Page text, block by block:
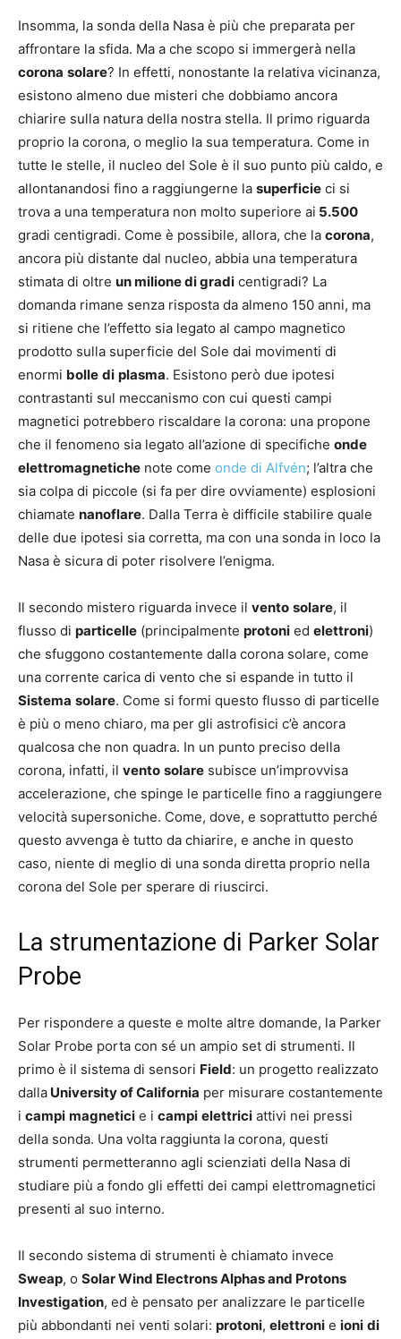
Insomma, la sonda della Nasa è più che preparata per
affrontare la sfida. Ma a che scopo si immergerà nella
corona solare? In effetti, nonostante la relativa vicinanza,
esistono almeno due misteri che dobbiamo ancora
chiarire sulla natura della nostra stella. Il primo riguarda
proprio la corona, o meglio la sua temperatura. Come in
tutte le stelle, il nucleo del Sole è il suo punto più caldo, e
allontanandosi fino a raggiungerne la superficie ci si
trova a una temperatura non molto superiore ai 5.500
gradi centigradi. Come è possibile, allora, che la corona,
ancora più distante dal nucleo, abbia una temperatura
stimata di oltre un milione di gradi centigradi? La
domanda rimane senza risposta da almeno 150 anni, ma
si ritiene che l’effetto sia legato al campo magnetico
prodotto sulla superficie del Sole dai movimenti di
enormi bolle di plasma. Esistono però due ipotesi
contrastanti sul meccanismo con cui questi campi
magnetici potrebbero riscaldare la corona: una propone
che il fenomeno sia legato all’azione di specifiche onde
elettromagnetiche note come onde di Alfvén; l’altra che
sia colpa di piccole (si fa per dire ovviamente) esplosioni
chiamate nanoflare. Dalla Terra è difficile stabilire quale
delle due ipotesi sia corretta, ma con una sonda in loco la
Nasa è sicura di poter risolvere l’enigma.
Il secondo mistero riguarda invece il vento solare, il
flusso di particelle (principalmente protoni ed elettroni)
che sfuggono costantemente dalla corona solare, come
una corrente carica di vento che si espande in tutto il
Sistema solare. Come si formi questo flusso di particelle
è più o meno chiaro, ma per gli astrofisici c’è ancora
qualcosa che non quadra. In un punto preciso della
corona, infatti, il vento solare subisce un’improvvisa
accelerazione, che spinge le particelle fino a raggiungere
velocità supersoniche. Come, dove, e soprattutto perché
questo avvenga è tutto da chiarire, e anche in questo
caso, niente di meglio di una sonda diretta proprio nella
corona del Sole per sperare di riuscirci.
La strumentazione di Parker Solar
Probe
Per rispondere a queste e molte altre domande, la Parker
Solar Probe porta con sé un ampio set di strumenti. Il
primo è il sistema di sensori Field: un progetto realizzato
dalla University of California per misurare costantemente
i campi magnetici e i campi elettrici attivi nei pressi
della sonda. Una volta raggiunta la corona, questi
strumenti permetteranno agli scienziati della Nasa di
studiare più a fondo gli effetti dei campi elettromagnetici
presenti al suo interno.
Il secondo sistema di strumenti è chiamato invece
Sweap, o Solar Wind Electrons Alphas and Protons
Investigation, ed è pensato per analizzare le particelle
più abbondanti nei venti solari: protoni, elettroni e ioni di